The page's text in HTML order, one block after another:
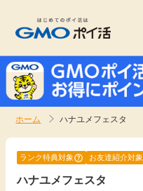
ホーム ハナユメフェスタ
新着
サービスで探す
無料サービス
ランク特典対象 お友達紹介対象
ハナユメフェスタ